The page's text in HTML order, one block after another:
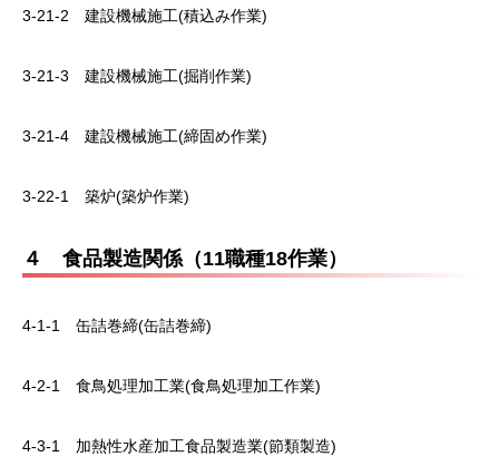
3-21-2 建設機械施工(積込み作業)
3-21-3 建設機械施工(掘削作業)
3-21-4 建設機械施工(締固め作業)
3-22-1 築炉(築炉作業)
４ 食品製造関係（11職種18作業）
4-1-1 缶詰巻締(缶詰巻締)
4-2-1 食鳥処理加工業(食鳥処理加工作業)
4-3-1 加熱性水産加工食品製造業(節類製造)